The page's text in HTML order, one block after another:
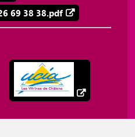
69 38 38.pdf